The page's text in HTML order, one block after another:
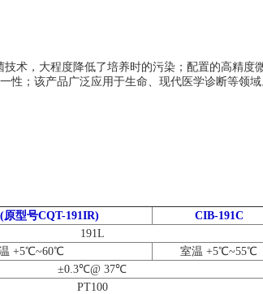
术，大程度降低了培养时的污染；配置的高精度
性；该产品广泛应用于生命、现代医学诊断等领域
型号CQT-191IR)
CIB-191C
191L
+5℃~60℃
室温 +5℃~55℃
±0.3℃@ 37℃
PT100